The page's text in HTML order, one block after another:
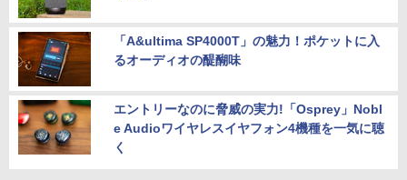
「A&ultima SP4000T」の魅力！ポケットに入
るオーディオの醍醐味
エントリーなのに脅威の実力!「Osprey」Nobl
e Audioワイヤレスイヤフォン4機種を一気に聴
く